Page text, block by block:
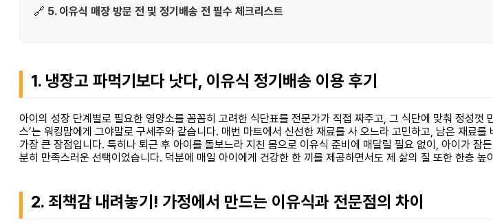
🔗 5. 이유식 매장 방문 전 및 정기배송 전 필수 체크리스트
1. 냉장고 파먹기보다 낫다, 이유식 정기배송 이용 후기
아이의 성장 단계별로 필요한 영양소를 꼼꼼히 고려한 식단표를 전문가가 직접 짜주고, 그 식단에 맞춰 정성껏
스’는 워킹맘에게 그야말로 구세주와 같습니다. 매번 마트에서 신선한 재료를 사 오느라 고민하고, 남은 재료
가장 큰 장점입니다. 특히나 퇴근 후 아이를 돌보느라 지친 몸으로 이유식 준비에 매달릴 필요 없이, 아이가 잠
분히 만족스러운 선택이었습니다. 덕분에 매일 아이에게 건강한 한 끼를 제공하면서도 제 삶의 질 또한 한층 높
2. 죄책감 내려놓기! 가정에서 만드는 이유식과 전문점의 차이